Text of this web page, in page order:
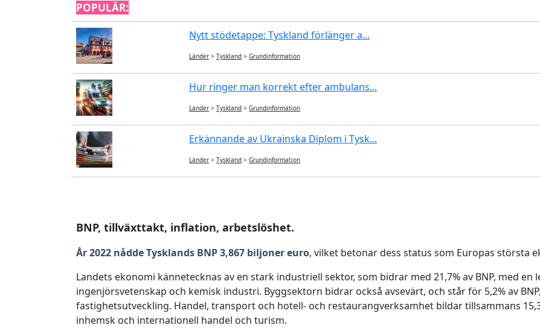
POPULÄR:
Nytt stödetappe: Tyskland förlänger a...
Länder > Tyskland > Grundinformation
Hur ringer man korrekt efter ambulans...
Länder > Tyskland > Grundinformation
Erkännande av Ukrainska Diplom i Tysk...
Länder > Tyskland > Grundinformation
BNP, tillväxttakt, inflation, arbetslöshet.
År 2022 nådde Tysklands BNP 3,867 biljoner euro, vilket betonar dess status som Europas största
Landets ekonomi kännetecknas av en stark industriell sektor, som bidrar med 21,7% av BNP, med
ingenjörsvetenskap och kemisk industri. Byggsektorn bidrar också avsevärt, och står för 5,2% av
fastighetsutveckling. Handel, transport och hotell- och restaurangverksamhet bildar tillsammans
inhemsk och internationell handel och turism.